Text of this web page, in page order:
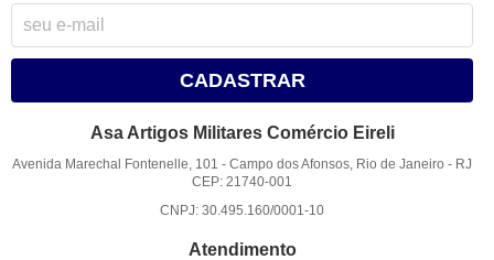
CADASTRAR
Asa Artigos Militares Comércio Eireli
Avenida Marechal Fontenelle, 101 -Campo dos Afonsos, Rio de Janeiro - RJ
CEP: 21740-001
CNPJ: 30.495.160/0001-10
Atendimento